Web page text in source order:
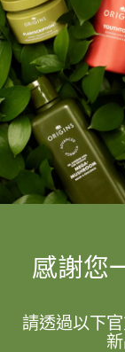
感謝您
請透過以下